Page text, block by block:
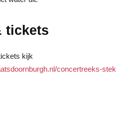
tickets
kijk
concertreeks-stek